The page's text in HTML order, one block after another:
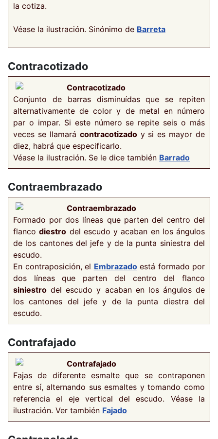
la cotiza.
Véase la ilustración. Sinónimo de Barreta
Contracotizado
Contracotizado
Conjunto de barras disminuídas que se repiten
alternativamente de color y de metal en número
par o impar. Si este número se repite seis o más
veces se llamará contracotizadoy si es mayor de
diez, habrá que especificarlo.
Véase la ilustración. Se le dice también Barrado
Contraembrazado
Contraembrazado
Formado por dos líneas que parten del centro del
flancodiestro del escudo y acaban en los ángulos
de los cantones del jefe y de la punta siniestra del
escudo.
En contraposición, el Embrazadoestá formado por
dos líneas que parten del centro del flanco
siniestro del escudo y acaban en los ángulos de
los cantones del jefe y de la punta diestra del
escudo.
Contrafajado
Contrafajado
Fajas de diferente esmalte que se contraponen
entre sí, alternando sus esmaltes y tomando como
referencia el eje vertical del escudo. Véase la
ilustración. Ver también Fajado